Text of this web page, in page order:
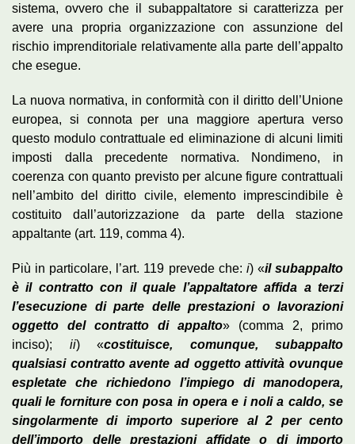
sistema, ovvero che il subappaltatore si caratterizza per
avere una propria organizzazione con assunzione del
rischio imprenditoriale relativamente alla parte dell’appalto
che esegue.
La nuova normativa, in conformità con il diritto dell’Unione
europea, si connota per una maggiore apertura verso
questo modulo contrattuale ed eliminazione di alcuni limiti
imposti dalla precedente normativa. Nondimeno, in
coerenza con quanto previsto per alcune figure contrattuali
nell’ambito del diritto civile, elemento imprescindibile è
costituito dall’autorizzazione da parte della stazione
appaltante (art. 119, comma 4).
Più in particolare, l’art. 119 prevede che: i) «il subappalto
è il contratto con il quale l’appaltatore affida a terzi
l’esecuzione di parte delle prestazioni o lavorazioni
oggetto del contratto di appalto» (comma 2, primo
inciso); ii) «costituisce, comunque, subappalto
qualsiasi contratto avente ad oggetto attività ovunque
espletate che richiedono l’impiego di manodopera,
quali le forniture con posa in opera e i noli a caldo, se
singolarmente di importo superiore al 2 per cento
dell’importo delle prestazioni affidate o di importo